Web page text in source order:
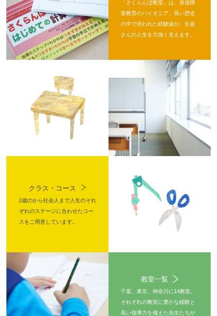
「さくらんぼ教室」は、発達障
害教育のパイオニア。長い歴史
の中で培われた経験値が、生徒
さんの人生を力強く支えます。
クラス・コース
2歳のから社会人まで人生のそれ
ぞれのステージに合わせたコー
スをご用意しています。
教室一覧
千葉、東京、神奈川に14教室。
それぞれの教室に豊かな経験と
高い指導力を備えた先生たちが